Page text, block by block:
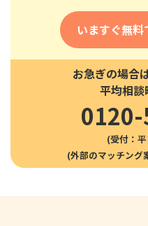
いますぐ無
お急ぎの場合
平均相談
(受付：